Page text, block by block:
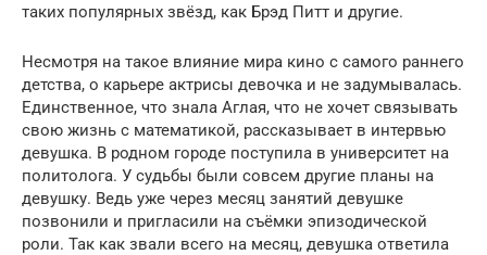
таких популярных звёзд, как Брэд Питт и другие.
Несмотря на такое влияние мира кино с самого раннего
детства, о карьере актрисы девочка и не задумывалась.
Единственное, что знала Аглая, что не хочет связывать
свою жизнь с математикой, рассказывает в интервью
девушка. В родном городе поступила в университет на
политолога. У судьбы были совсем другие планы на
девушку. Ведь уже через месяц занятий девушке
позвонили и пригласили на съёмки эпизодической
роли. Так как звали всего на месяц, девушка ответила